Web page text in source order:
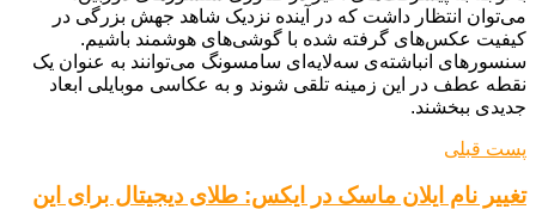
می‌توان انتظار داشت که در آینده نزدیک شاهد جهش بزرگی در
کیفیت عکس‌های گرفته شده با گوشی‌های هوشمند باشیم.
سنسورهای انباشته‌ی سه‌لایه‌ای سامسونگ می‌توانند به عنوان یک
نقطه عطف در این زمینه تلقی شوند و به عکاسی موبایلی ابعاد
جدیدی ببخشند.
پست قبلی
تغییر نام ایلان ماسک در ایکس: طلای دیجیتال برای این